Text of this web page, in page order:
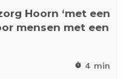
Hoorn ‘met een
mensen met een
timer 4 min